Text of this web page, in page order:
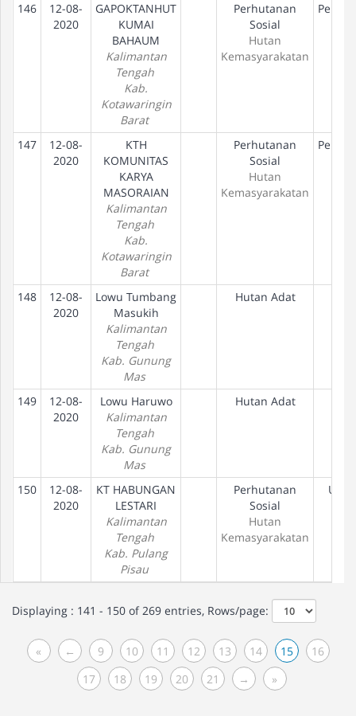
146
12-08-
2020
GAPOKTANHUT
KUMAI
BAHAUM
Kalimantan
Tengah
Kab.
Kotawaringin
Barat
Perhutanan
Sosial
Hutan
Kemasyarakatan
147
12-08-
2020
KTH
KOMUNITAS
KARYA
MASORAIAN
Kalimantan
Tengah
Kab.
Kotawaringin
Barat
Perhutanan
Sosial
Hutan
Kemasyarakatan
148
12-08-
2020
Lowu Tumbang
Masukih
Kalimantan
Tengah
Kab. Gunung
Mas
Hutan Adat
149
12-08-
2020
Lowu Haruwo
Kalimantan
Tengah
Kab. Gunung
Mas
Hutan Adat
150
12-08-
2020
KT HABUNGAN
LESTARI
Kalimantan
Tengah
Kab. Pulang
Pisau
Perhutanan
Sosial
Hutan
Kemasyarakatan
Displaying : 141 - 150 of 269 entries, Rows/page:
« ← 9 10 11 12 13 14 15
16
17
18 19 20 21 → »